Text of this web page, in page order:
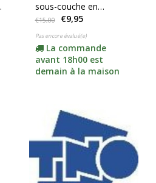
sous-couche en
aluminium spécial
€15,00 €9,95
Pas encore évalué(e)
La commande
avant 18h00 est
demain à la maison